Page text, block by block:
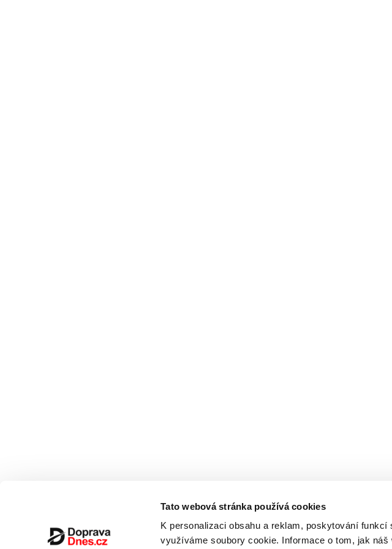
Tato webová stránka používá cookies
K personalizaci obsahu a reklam, poskytování
využíváme soubory cookie. Informace o tom, jak